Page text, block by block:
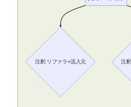
注釈:リファラ=流入元 注